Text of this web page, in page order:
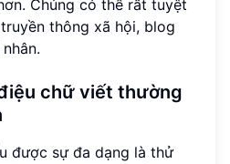
Chúng có thể rất tuyệt
thông xã hội, blog
chữ viết thường
được sự đa dạng là thử